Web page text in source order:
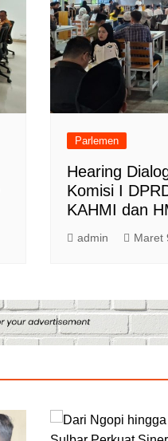
Parlemen
Hearing
Komisi I
KAHMI dan
admin Maret